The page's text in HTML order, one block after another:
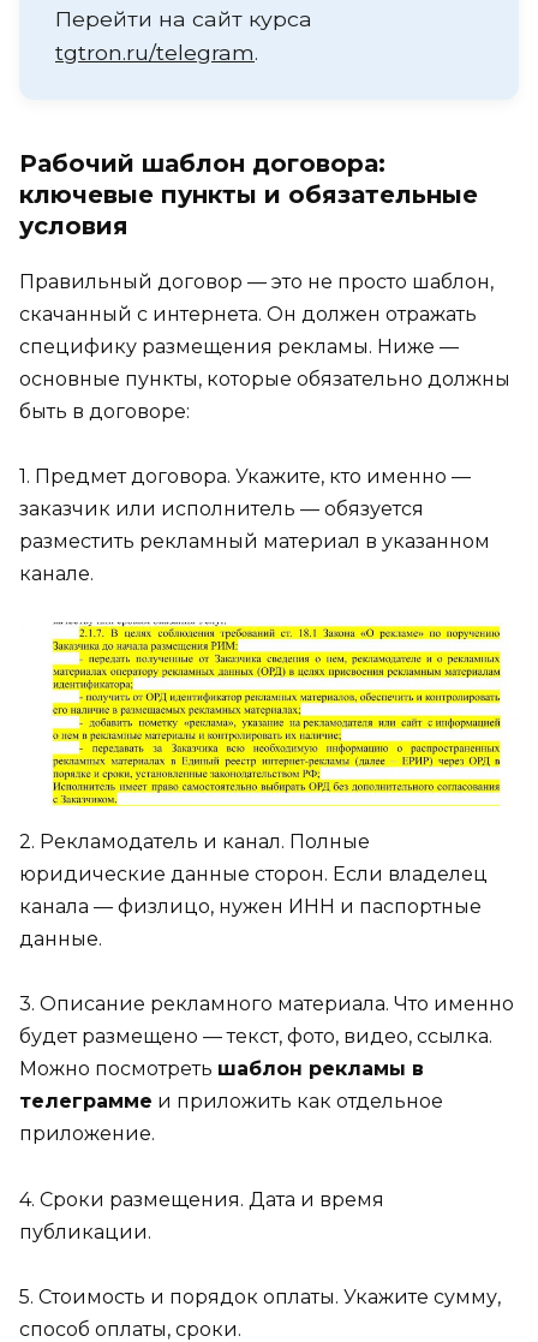
Перейти на сайт курса
tgtron.ru/telegram.
Рабочий шаблон договора:
ключевые пункты и обязательные
условия
Правильный договор — это не просто шаблон,
скачанный с интернета. Он должен отражать
специфику размещения рекламы. Ниже —
основные пункты, которые обязательно должны
быть в договоре:
1. Предмет договора. Укажите, кто именно —
заказчик или исполнитель — обязуется
разместить рекламный материал в указанном
канале.
2. Рекламодатель и канал. Полные
юридические данные сторон. Если владелец
канала — физлицо, нужен ИНН и паспортные
данные.
3. Описание рекламного материала. Что именно
будет размещено — текст, фото, видео, ссылка.
Можно посмотреть шаблон рекламы в
телеграмме и приложить как отдельное
приложение.
4. Сроки размещения. Дата и время
публикации.
5. Стоимость и порядок оплаты. Укажите сумму,
способ оплаты, сроки.